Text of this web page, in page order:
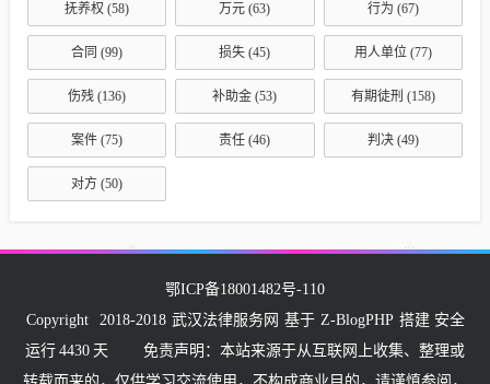
抚养权 (58) 万元 (63) 行为 (67)
合同 (99) 损失 (45) 用人单位(77)
伤残 (136) 补助金 (53) 有期徒刑 (158)
案件 (75) 责任 (46) 判决(49)
对方 (50)
鄂ICP备18001482号-110
Copyright
2018-2018 武汉法律服务网 基于 Z-BlogPHP 搭建 安全
运行 4430 天
免责声明：本站来源于从互联网上收集、整理或